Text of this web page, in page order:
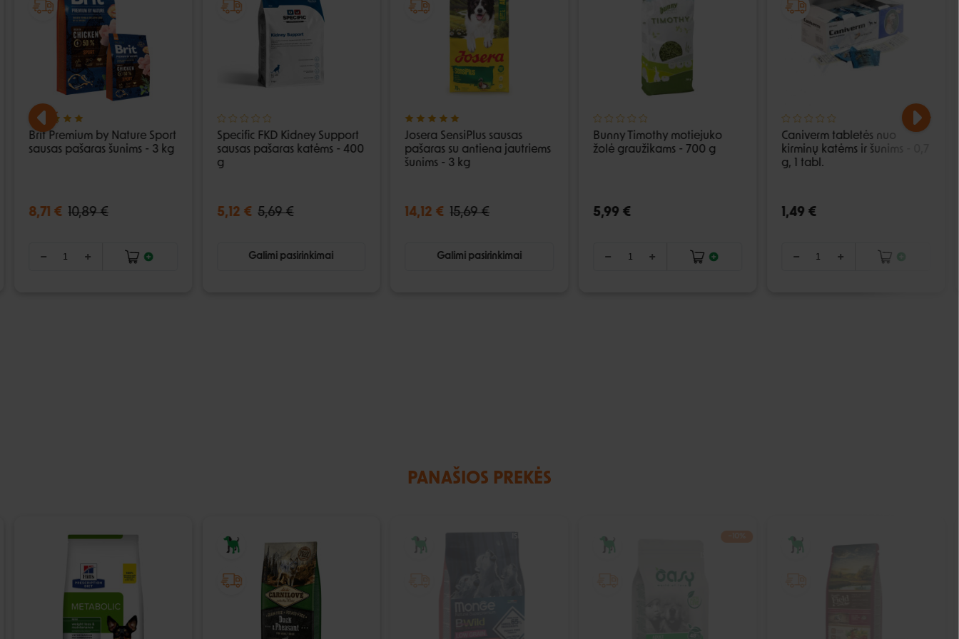
Brit Premium by Nature Sport
sausas pašaras šunims - 3 kg
8,71 € 10,89 €
Specific FKD Kidney Support
sausas pašaras katėms - 400
g
5,12 € 5,69 €
Galimi pasirinkimai
Josera SensiPlus sausas
pašaras su antiena jautriems
šunims - 3 kg
14,12 € 15,69 €
Galimi pasirinkimai
Bunny Timothy motiejuko
žolė graužikams - 700 g
5,99 €
Caniverm tabletės nuo
kirminų katėms ir šunims - 0,7
g, 1 tabl.
1,49 €
PANAŠIOS PREKĖS